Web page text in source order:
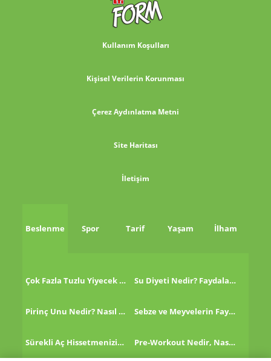
Kullanım Koşulları
Kişisel Verilerin Korunması
Çerez Aydınlatma Metni
Site Haritası
İletişim
Beslenme Spor Tarif Yaşam İlham
Çok Fazla Tuzlu Yiyecek Tükettikten Sonra Ne Yapmalı? Su Diyeti Nedir? Faydaları Nelerdir?
Pirinç Unu Nedir? Nasıl Tüketilir? Sebze ve Meyvelerin Faydaları!
Sürekli Aç Hissetmenizin 8 Nedeni! Pre-Workout Nedir, Nasıl Kullanılır?